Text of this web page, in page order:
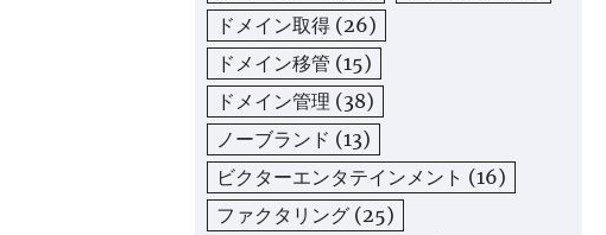
ドメイン取得 (26)
ドメイン移管 (15)
ドメイン管理 (38)
ノーブランド (13)
ビクターエンタテインメント (16)
ファクタリング (25)